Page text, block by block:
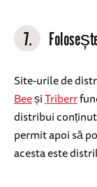
7.
Site-urile de
BeeșiTriberr
distribui
permit apoi să
acesta este